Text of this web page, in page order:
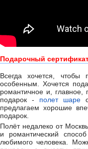
Подарочный
Всегда хочется, чтобы
особенным. Хочется
романтичное и,
подарок - полет шаре
предлагаем хорошие
подарок.
Полёт недалеко от
и романтический
любимого человека.